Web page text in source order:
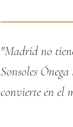
"Madrid no
Sonsoles
convierte en el